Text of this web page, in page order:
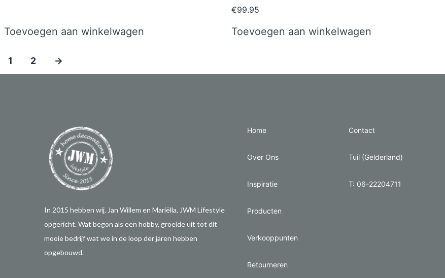
Toevoegen aan winkelwagen
€99.95
Toevoegen aan winkelwagen
1 2 →
In 2015 hebben wij, Jan Willem en Mariëlla, JWM Lifestyle
opgericht. Wat begon als een hobby, groeide uit tot dit
mooie bedrijf wat we in de loop der jaren hebben
opgebouwd.
Home
Over Ons
Inspiratie
Producten
Verkooppunten
Retourneren
Contact
Tuil (Gelderland)
T: 06-22204711